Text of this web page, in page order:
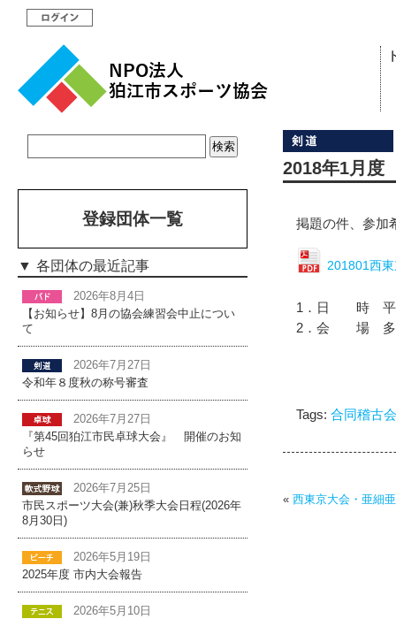
2018年1月度
掲題の件、参加
201801西
1．日 時 平成
2．会 場 多摩
Tags: 合同稽古会
« 西東京大会・亜細
登録団体一覧
各団体の最近記事
2026年8月4日
【お知らせ】8月の協会練習会中止につい
て
2026年7月27日
令和年８度秋の称号審査
2026年7月27日
『第45回狛江市民卓球大会』 開催のお知
らせ
2026年7月25日
市民スポーツ大会(兼)秋季大会日程(2026年
8月30日)
2026年5月19日
2025年度 市内大会報告
2026年5月10日